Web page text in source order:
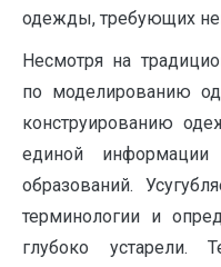
одежды, требующих
Несмотря на
по моделированию
конструированию
единой
образований.
терминологии и
глубоко